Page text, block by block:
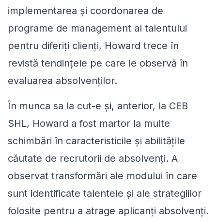
implementarea și coordonarea de
programe de management al talentului
pentru diferiți clienți, Howard trece în
revistă tendințele pe care le observă în
evaluarea absolvenților.
În munca sa la cut-e și, anterior, la CEB
SHL, Howard a fost martor la multe
schimbări în caracteristicile și abilitățile
căutate de recrutorii de absolvenți. A
observat transformări ale modului în care
sunt identificate talentele și ale strategiilor
folosite pentru a atrage aplicanți absolvenți.